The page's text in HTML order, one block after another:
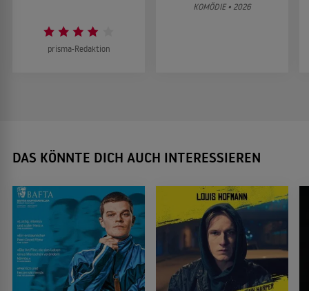
prisma-Redaktion
KOMÖDIE • 2026
DAS KÖNNTE DICH AUCH INTERESSIEREN